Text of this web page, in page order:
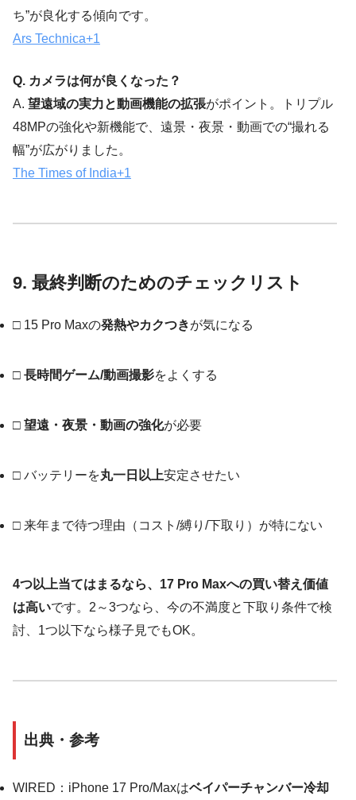
ち”が良化する傾向です。
Ars Technica+1
Q. カメラは何が良くなった？
A. 望遠域の実力と動画機能の拡張がポイント。トリプル
48MPの強化や新機能で、遠景・夜景・動画での“撮れる
幅”が広がりました。
The Times of India+1
9. 最終判断のためのチェックリスト
□ 15 Pro Maxの発熱やカクつきが気になる
□ 長時間ゲーム/動画撮影をよくする
□ 望遠・夜景・動画の強化が必要
□ バッテリーを丸一日以上安定させたい
□ 来年まで待つ理由（コスト/縛り/下取り）が特にない
4つ以上当てはまるなら、17 Pro Maxへの買い替え価値
は高いです。2～3つなら、今の不満度と下取り条件で検
討、1つ以下なら様子見でもOK。
出典・参考
WIRED：iPhone 17 Pro/Maxはベイパーチャンバー冷却